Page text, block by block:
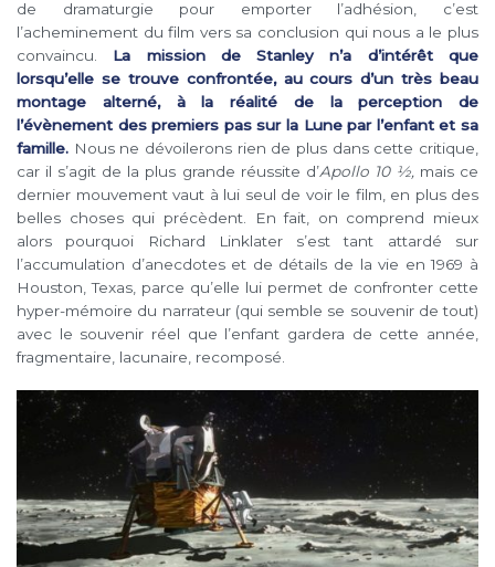
de dramaturgie pour emporter l’adhésion, c’est
l’acheminement du film vers sa conclusion qui nous a le plus
convaincu. La mission de Stanley n’a d’intérêt que
lorsqu’elle se trouve confrontée, au cours d’un très beau
montage alterné, à la réalité de la perception de
l’évènement des premiers pas sur la Lune par l’enfant et sa
famille. Nous ne dévoilerons rien de plus dans cette critique,
car il s’agit de la plus grande réussite d’Apollo 10 ½, mais ce
dernier mouvement vaut à lui seul de voir le film, en plus des
belles choses qui précèdent. En fait, on comprend mieux
alors pourquoi Richard Linklater s’est tant attardé sur
l’accumulation d’anecdotes et de détails de la vie en 1969 à
Houston, Texas, parce qu’elle lui permet de confronter cette
hyper-mémoire du narrateur (qui semble se souvenir de tout)
avec le souvenir réel que l’enfant gardera de cette année,
fragmentaire, lacunaire, recomposé.